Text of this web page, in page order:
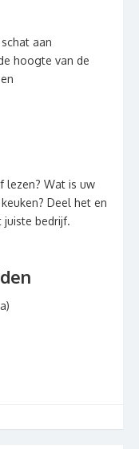
aan
hoogte van de
lezen? Wat is uw
Deel het en
juiste bedrijf.